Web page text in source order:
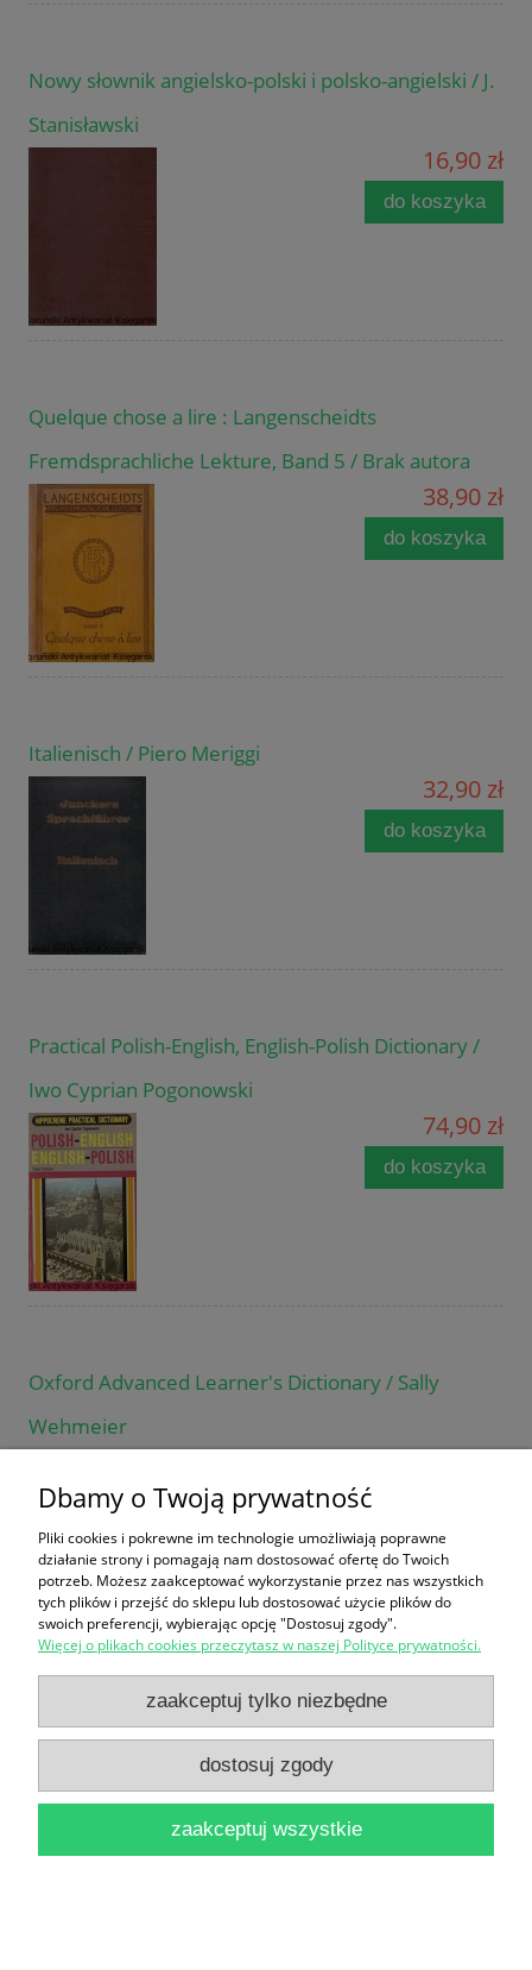
Nowy słownik angielsko-polski i polsko-angielski / J.
Stanisławski
16,90 zł
do koszyka
Quelque chose a lire : Langenscheidts
Fremdsprachliche Lekture, Band 5 / Brak autora
38,90 zł
do koszyka
Italienisch / Piero Meriggi
32,90 zł
do koszyka
Practical Polish-English, English-Polish Dictionary /
Iwo Cyprian Pogonowski
74,90 zł
do koszyka
Oxford Advanced Learner's Dictionary / Sally
Wehmeier
Longman Wordwise Dictionary / Praca zbiorowa
do koszyka
Dbamy o Twoją prywatność
Pliki cookies i pokrewne im technologie umożliwiają poprawne
działanie strony i pomagają nam dostosować ofertę do Twoich
potrzeb. Możesz zaakceptować wykorzystanie przez nas wszystkich
tych plików i przejść do sklepu lub dostosować użycie plików do
swoich preferencji, wybierając opcję "Dostosuj zgody".
Więcej o plikach cookies przeczytasz w naszej Polityce prywatności.
zaakceptuj tylko niezbędne
dostosuj zgody
zaakceptuj wszystkie